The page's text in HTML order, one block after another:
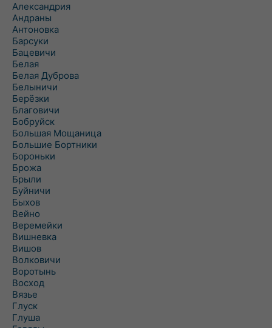
Александрия
Андраны
Антоновка
Барсуки
Бацевичи
Белая
Белая Дуброва
Белыничи
Берёзки
Благовичи
Бобруйск
Большая Мощаница
Большие Бортники
Бороньки
Брожа
Брыли
Буйничи
Быхов
Вейно
Веремейки
Вишневка
Вишов
Волковичи
Воротынь
Восход
Вязье
Глуск
Глуша